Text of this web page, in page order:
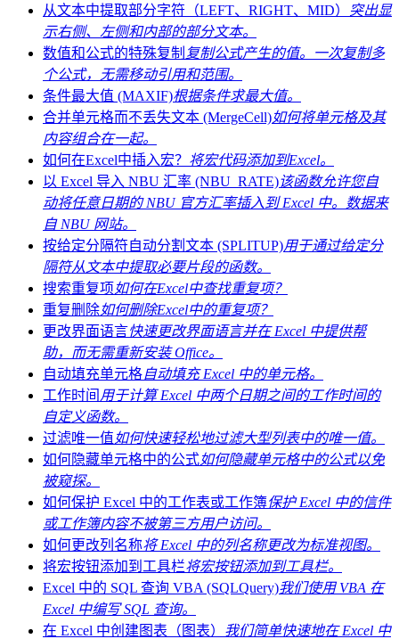
从文本中提取部分字符（LEFT、RIGHT、MID）
突出显
示右侧、左侧和内部的部分文本。
数值和公式的特殊复制 复制公式产生的值。一次复制多
个公式，无需移动引用和范围。
条件最大值 (MAXIF)根据条件求最大值。
合并单元格而不丢失文本 (MergeCell)如何将单元格及其
内容组合在一起。
如何在Excel中插入宏？ 将宏代码添加到Excel。
以 Excel 导入 NBU 汇率 (NBU_RATE)该函数允许您自
动将任意日期的 NBU 官方汇率插入到 Excel 中。数据来
自 NBU 网站。
按给定分隔符自动分割文本 (SPLITUP)用于通过给定分
隔符从文本中提取必要片段的函数。
搜索重复项如何在Excel中查找重复项？
重复删除如何删除Excel中的重复项？
更改界面语言快速更改界面语言并在 Excel 中提供帮
助，而无需重新安装 Office。
自动填充单元格自动填充 Excel 中的单元格。
工作时间 用于计算 Excel 中两个日期之间的工作时间的
自定义函数。
过滤唯一值如何快速轻松地过滤大型列表中的唯一值。
如何隐藏单元格中的公式如何隐藏单元格中的公式以免
被窥探。
如何保护 Excel 中的工作表或工作簿保护 Excel 中的信件
或工作簿内容不被第三方用户访问。
如何更改列名称将 Excel 中的列名称更改为标准视图。
将宏按钮添加到工具栏将宏按钮添加到工具栏。
Excel 中的 SQL 查询 VBA (SQLQuery)我们使用 VBA 在
Excel 中编写 SQL 查询。
在 Excel 中创建图表（图表） 我们简单快速地在 Excel 中